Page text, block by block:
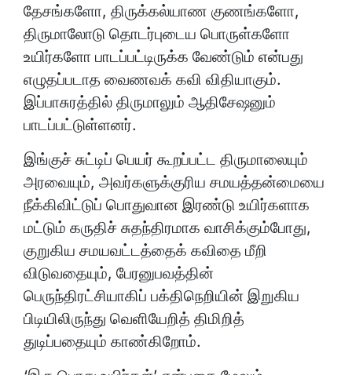
தேசங்களோ, திருக்கல்யாண குணங்களோ,
திருமாலோடு தொடர்புடைய பொருள்களோ
உயிர்களோ பாடப்பட்டிருக்க வேண்டும் என்பது
எழுதப்படாத வைணவக் கவி விதியாகும்.
இப்பாசுரத்தில் திருமாலும் ஆதிசேஷனும்
பாடப்பட்டுள்ளனர்.
இங்குச் சுட்டிப் பெயர் கூறப்பட்ட திருமாலையும்
அரவையும், அவர்களுக்குரிய சமயத்தன்மையை
நீக்கிவிட்டுப் பொதுவான இரண்டு உயிர்களாக
மட்டும் கருதிச் சுதந்திரமாக வாசிக்கும்போது,
குறுகிய சமயவட்டத்தைக் கவிதை மீறி
விடுவதையும், பேரனுபவத்தின்
பெருந்திரட்சியாகிப் பக்திநெறியின் இறுகிய
பிடியிலிருந்து வெளியேறித் திமிறித்
துடிப்பதையும் காண்கிறோம்.